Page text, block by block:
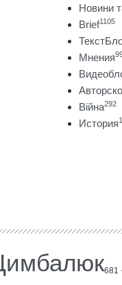
Новини
Brief1105
Мнения
Війна292
История
681